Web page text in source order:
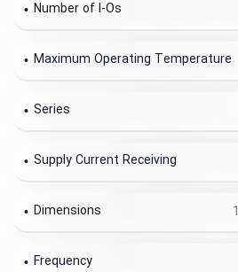
Number of I-Os
Maximum Operating Temperature
Series
Supply Current Receiving
Dimensions
Frequency